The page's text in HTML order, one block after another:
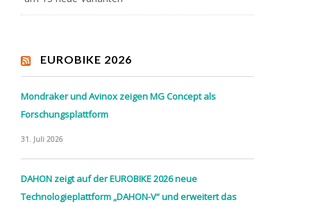
EUROBIKE 2026
Mondraker und Avinox zeigen MG Concept als
Forschungsplattform
31. Juli 2026
DAHON zeigt auf der EUROBIKE 2026 neue
Technologieplattform „DAHON-V“ und erweitert das